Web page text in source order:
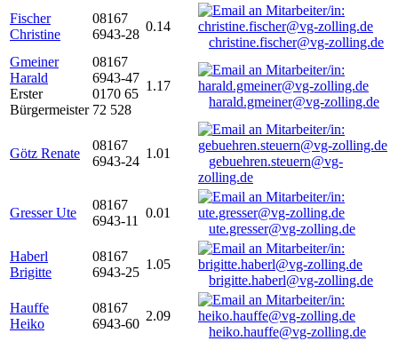
Fischer
Christine
08167
6943-28
0.14
christine.fischer@vg-zolling.de
Gmeiner
Harald
Erster
Bürgermeister
08167
6943-47
0170 65
72 528
1.17
harald.gmeiner@vg-zolling.de
Götz Renate
08167
6943-24
1.01
gebuehren.steuern@vg-
zolling.de
Gresser Ute
08167
6943-11
0.01
ute.gresser@vg-zolling.de
Haberl
Brigitte
08167
6943-25
1.05
brigitte.haberl@vg-zolling.de
Hauffe
Heiko
08167
6943-60
2.09
heiko.hauffe@vg-zolling.de